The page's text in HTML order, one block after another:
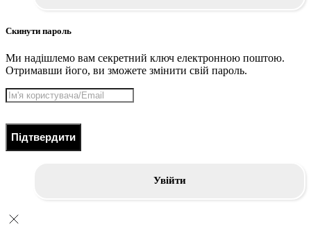
Скинути пароль
Ми надішлемо вам секретний ключ електронною поштою.
Отримавши його, ви зможете змінити свій пароль.
Підтвердити
Увійти